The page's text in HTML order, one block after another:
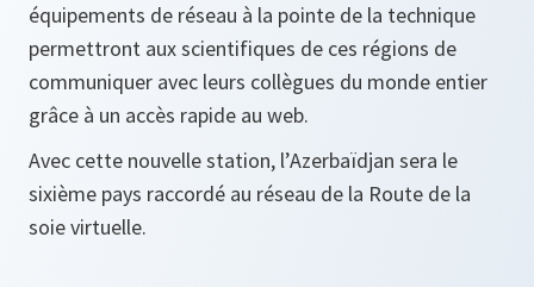
équipements de réseau à la pointe de la technique
permettront aux scientifiques de ces régions de
communiquer avec leurs collègues du monde entier
grâce à un accès rapide au web.
Avec cette nouvelle station, l’Azerbaïdjan sera le
sixième pays raccordé au réseau de la Route de la
soie virtuelle.